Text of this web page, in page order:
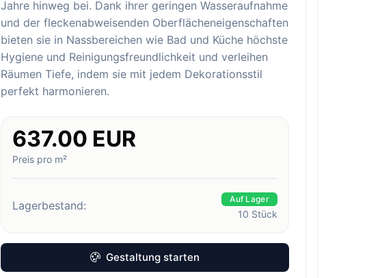
Jahre hinweg bei. Dank ihrer geringen Wasseraufnahme
und der fleckenabweisenden Oberflächeneigenschaften
bieten sie in Nassbereichen wie Bad und Küche höchste
Hygiene und Reinigungsfreundlichkeit und verleihen
Räumen Tiefe, indem sie mit jedem Dekorationsstil
perfekt harmonieren.
637.00 EUR
Preis pro m²
Lagerbestand: Auf Lager
10 Stück
Gestaltung starten